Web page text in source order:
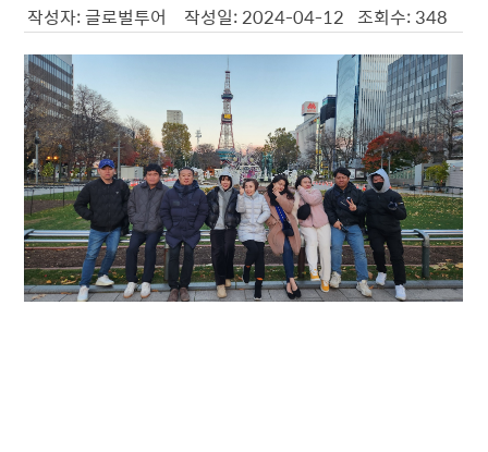
작성자: 글로벌투어 작성일: 2024-04-12 조회수: 348